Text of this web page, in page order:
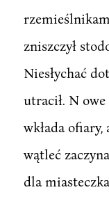
zniszczył
Niesłychać
utracił. N
wkłada
wątleć
dla